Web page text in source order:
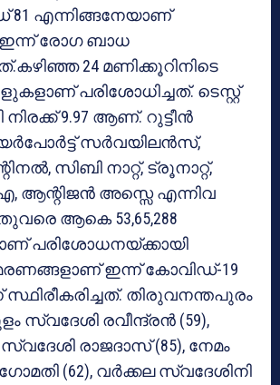
എന്നിങ്ങനേയാണ്
ഇന്ന് രോഗ ബാധ
24 മണിക്കൂറിനിടെ
പരിശോധിച്ചത്. ടെസ്റ്റ്
നിരക്ക് 9.97 ആണ്. റുട്ടീന്‍
സര്‍വയിലന്‍സ്,
സിബി നാറ്റ്, ട്രൂനാറ്റ്,
അസ്സെ എന്നിവ
ആകെ 53,65,288
പരിശോധനയ്ക്കായി
ഇന്ന് കോവിഡ്-19
തിരുവനന്തപുരം
സ്വദേശി രവീന്ദ്രന്‍ (59),
രാജദാസ് (85), നേമം
(62), വര്‍ക്കല സ്വദേശിനി